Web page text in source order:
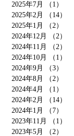
2025年7月
（1）
2025年2月
（14）
2025年1月
（2）
2024年12月
（2）
2024年11月
（2）
2024年10月
（1）
2024年9月
（3）
2024年8月
（2）
2024年4月
（1）
2024年2月
（14）
2024年1月
（7）
2023年11月
（1）
2023年5月
（2）